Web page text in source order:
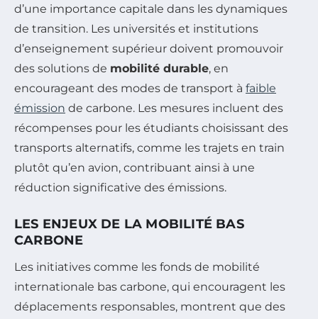
d’une importance capitale dans les dynamiques
de transition. Les universités et institutions
d’enseignement supérieur doivent promouvoir
des solutions de mobilité durable, en
encourageant des modes de transport à faible
émission de carbone. Les mesures incluent des
récompenses pour les étudiants choisissant des
transports alternatifs, comme les trajets en train
plutôt qu’en avion, contribuant ainsi à une
réduction significative des émissions.
LES ENJEUX DE LA MOBILITÉ BAS
CARBONE
Les initiatives comme les fonds de mobilité
internationale bas carbone, qui encouragent les
déplacements responsables, montrent que des